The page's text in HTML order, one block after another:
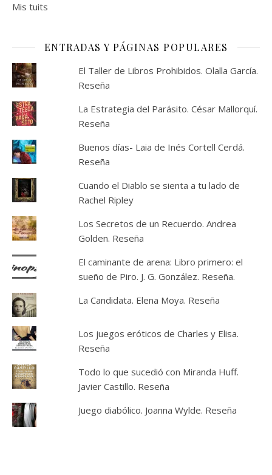
Mis tuits
ENTRADAS Y PÁGINAS POPULARES
El Taller de Libros Prohibidos. Olalla García.
Reseña
La Estrategia del Parásito. César Mallorquí.
Reseña
Buenos días- Laia de Inés Cortell Cerdá.
Reseña
Cuando el Diablo se sienta a tu lado de
Rachel Ripley
Los Secretos de un Recuerdo. Andrea
Golden. Reseña
El caminante de arena: Libro primero: el
sueño de Piro. J. G. González. Reseña.
La Candidata. Elena Moya. Reseña
Los juegos eróticos de Charles y Elisa.
Reseña
Todo lo que sucedió con Miranda Huff.
Javier Castillo. Reseña
Juego diabólico. Joanna Wylde. Reseña